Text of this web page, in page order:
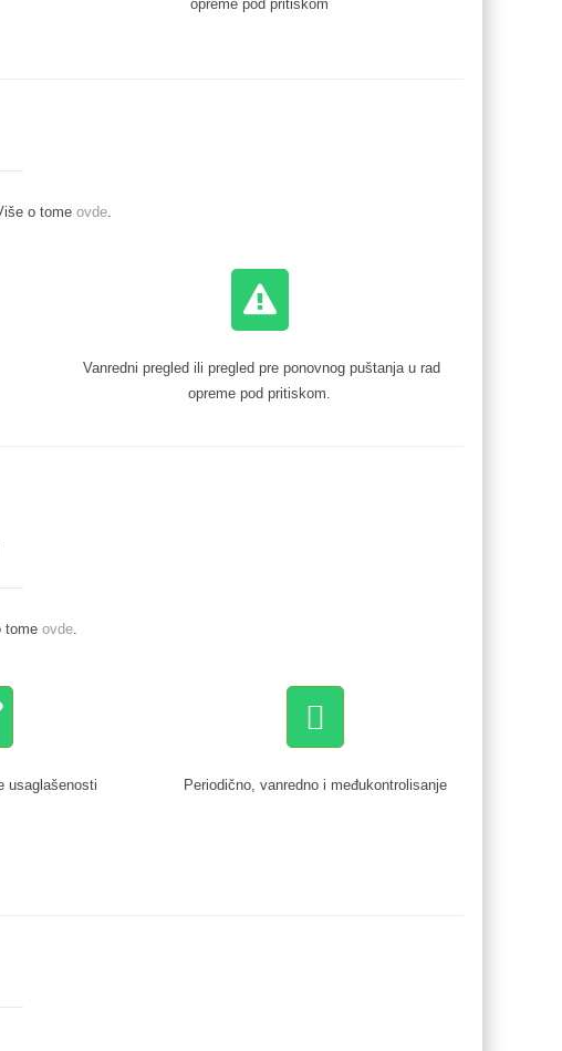
opreme pod pritiskom
o tome ovde.
Vanredni pregled ili pregled pre ponovnog puštanja u rad
opreme pod pritiskom.
tome ovde.
usaglašenosti Periodično, vanredno i međukontrolisanje